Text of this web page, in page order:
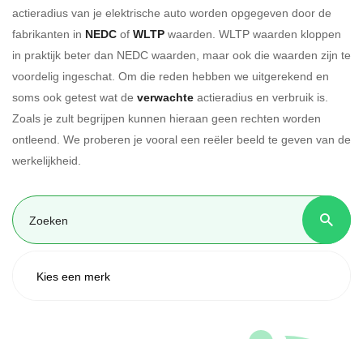
actieradius van je elektrische auto worden opgegeven door de
fabrikanten in NEDC of WLTP waarden. WLTP waarden kloppen
in praktijk beter dan NEDC waarden, maar ook die waarden zijn te
voordelig ingeschat. Om die reden hebben we uitgerekend en
soms ook getest wat de verwachte actieradius en verbruik is.
Zoals je zult begrijpen kunnen hieraan geen rechten worden
ontleend. We proberen je vooral een reëler beeld te geven van de
werkelijkheid.